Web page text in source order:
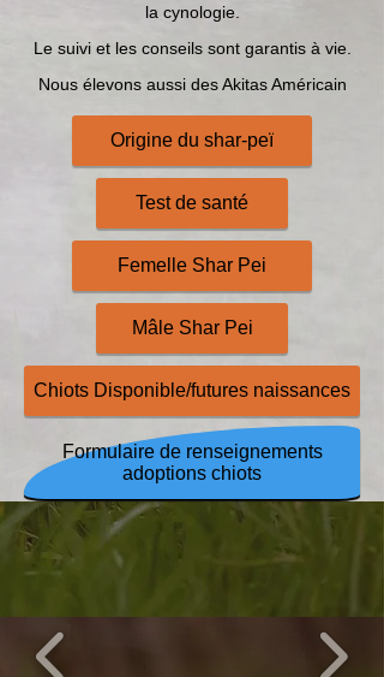
la cynologie.
Le suivi et les conseils sont garantis à vie.
Nous élevons aussi des Akitas Américain
Origine du shar-peï
Test de santé
Femelle Shar Pei
Mâle Shar Pei
Chiots Disponible/futures naissances
Formulaire de renseignements
adoptions chiots